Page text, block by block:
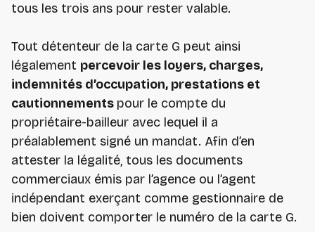
tous les trois ans pour rester valable.
Tout détenteur de la carte G peut ainsi
légalement percevoir les loyers, charges,
indemnités d’occupation, prestations et
cautionnements pour le compte du
propriétaire-bailleur avec lequel il a
préalablement signé un mandat. Afin d’en
attester la légalité, tous les documents
commerciaux émis par l’agence ou l’agent
indépendant exerçant comme gestionnaire de
bien doivent comporter le numéro de la carte G.